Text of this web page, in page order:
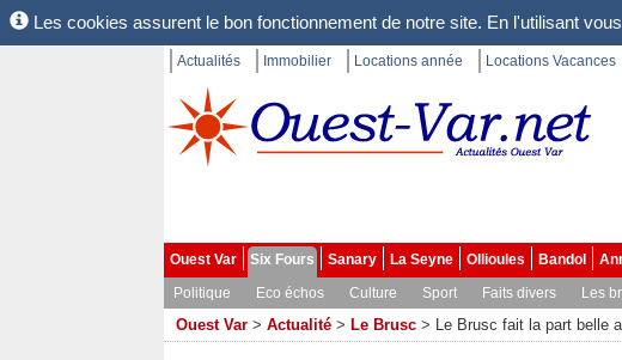
Les cookies assurent le bon fonctionnement de notre site. En l'utilisant
Actualités Immobilier Locations année Locations Vacances
Ouest Var Six Fours Sanary La Seyne Ollioules Bandol
Politique
Eco échos Culture Sport Faits divers Les
Ouest Var > Actualité > Le Brusc > Le Brusc fait la part belle